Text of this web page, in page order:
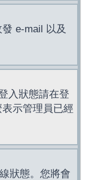
e-mail 以及
入狀態請在登
示管理員已經
狀態。您將會